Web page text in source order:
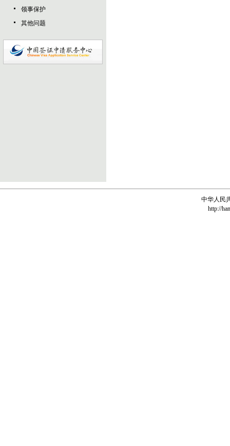
领事保护
其他问题
中华人民
http://